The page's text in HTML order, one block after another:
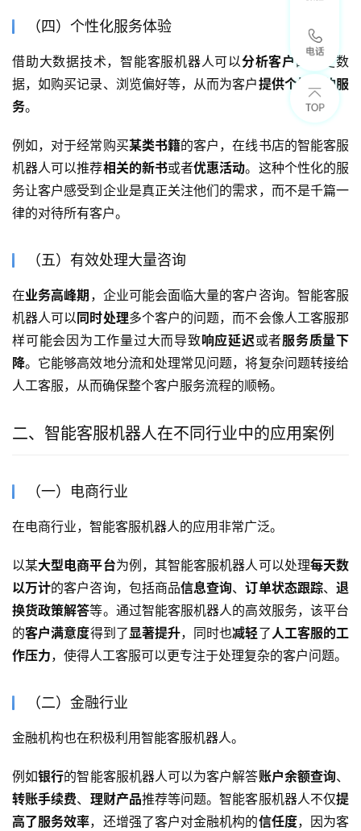
（四）个性化服务体验
借助大数据技术，智能客服机器人可以分析客户 的历史数
据，如购买记录、浏览偏好等，从而为客户提供个性化的服
务。
例如，对于经常购买某类书籍的客户，在线书店的智能客服
机器人可以推荐相关的新书或者优惠活动。这种个性化的服
务让客户感受到企业是真正关注他们的需求，而不是千篇一
律的对待所有客户。
（五）有效处理大量咨询
在业务高峰期 ，企业可能会面临大量的客户咨询。智能客服
机器人可以 同时处理多个客户的问题，而不会像人工客服那
样可能会因为工作量过大而导致响应延迟或者服务质量下
降。它能够高效地分流和处理常见问题，将复杂问题转接给
人工客服，从而确保整个客户服务流程的顺畅。
二、智能客服机器人在不同行业中的应用案例
（一）电商行业
在电商行业，智能客服机器人的应用非常广泛。
以某大型电商平台为例，其智能客服机器人可以处理每天数
以万计的客户咨询，包括商品信息查询、订单状态跟踪、退
换货政策解答等。通过智能客服机器人的高效服务，该平台
的客户满意度得到了显著提升，同时也减轻了人工客服的工
作压力，使得人工客服可以更专注于处理复杂的客户问题。
（二）金融行业
金融机构也在积极利用智能客服机器人。
例如银行的智能客服机器人可以为客户解答账户余额查询、
转账手续费、 理财产品推荐等问题。智能客服机器人不仅提
高了服务效率，还增强了客户对金融机构的信任度，因为客